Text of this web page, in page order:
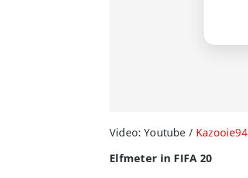
Video: Youtube / Kazooie94
Elfmeter in FIFA 20